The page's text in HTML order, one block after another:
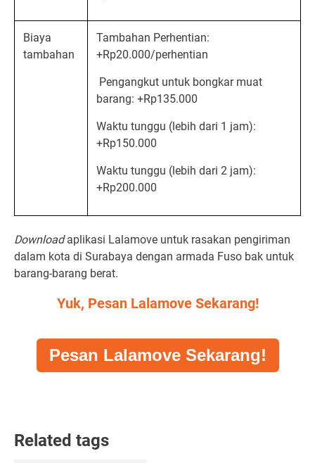
Biaya
tambahan
Tambahan Perhentian:
+Rp20.000/perhentian
Pengangkut untuk bongkar muat
barang: +Rp135.000
Waktu tunggu (lebih dari 1 jam):
+Rp150.000
Waktu tunggu (lebih dari 2 jam):
+Rp200.000
Downloadaplikasi Lalamove untuk rasakan pengiriman
dalam kota di Surabaya dengan armada Fuso bak untuk
barang-barang berat.
Yuk, Pesan Lalamove Sekarang!
Pesan Lalamove Sekarang!
Related tags